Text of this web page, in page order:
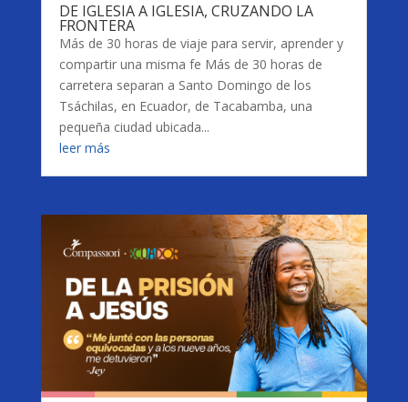
DE IGLESIA A IGLESIA, CRUZANDO LA
FRONTERA
Más de 30 horas de viaje para servir, aprender y
compartir una misma fe Más de 30 horas de
carretera separan a Santo Domingo de los
Tsáchilas, en Ecuador, de Tacabamba, una
pequeña ciudad ubicada...
leer más